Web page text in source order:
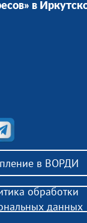
в
в ВОРДИ
обработки
данных